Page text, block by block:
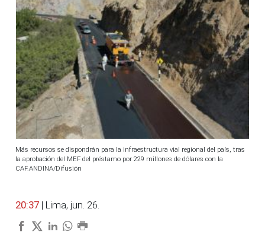
Más recursos se dispondrán para la infraestructura vial regional del país, tras
la aprobación del MEF del préstamo por 229 millones de dólares con la
CAF.ANDINA/Difusión
20:37 | Lima, jun. 26.